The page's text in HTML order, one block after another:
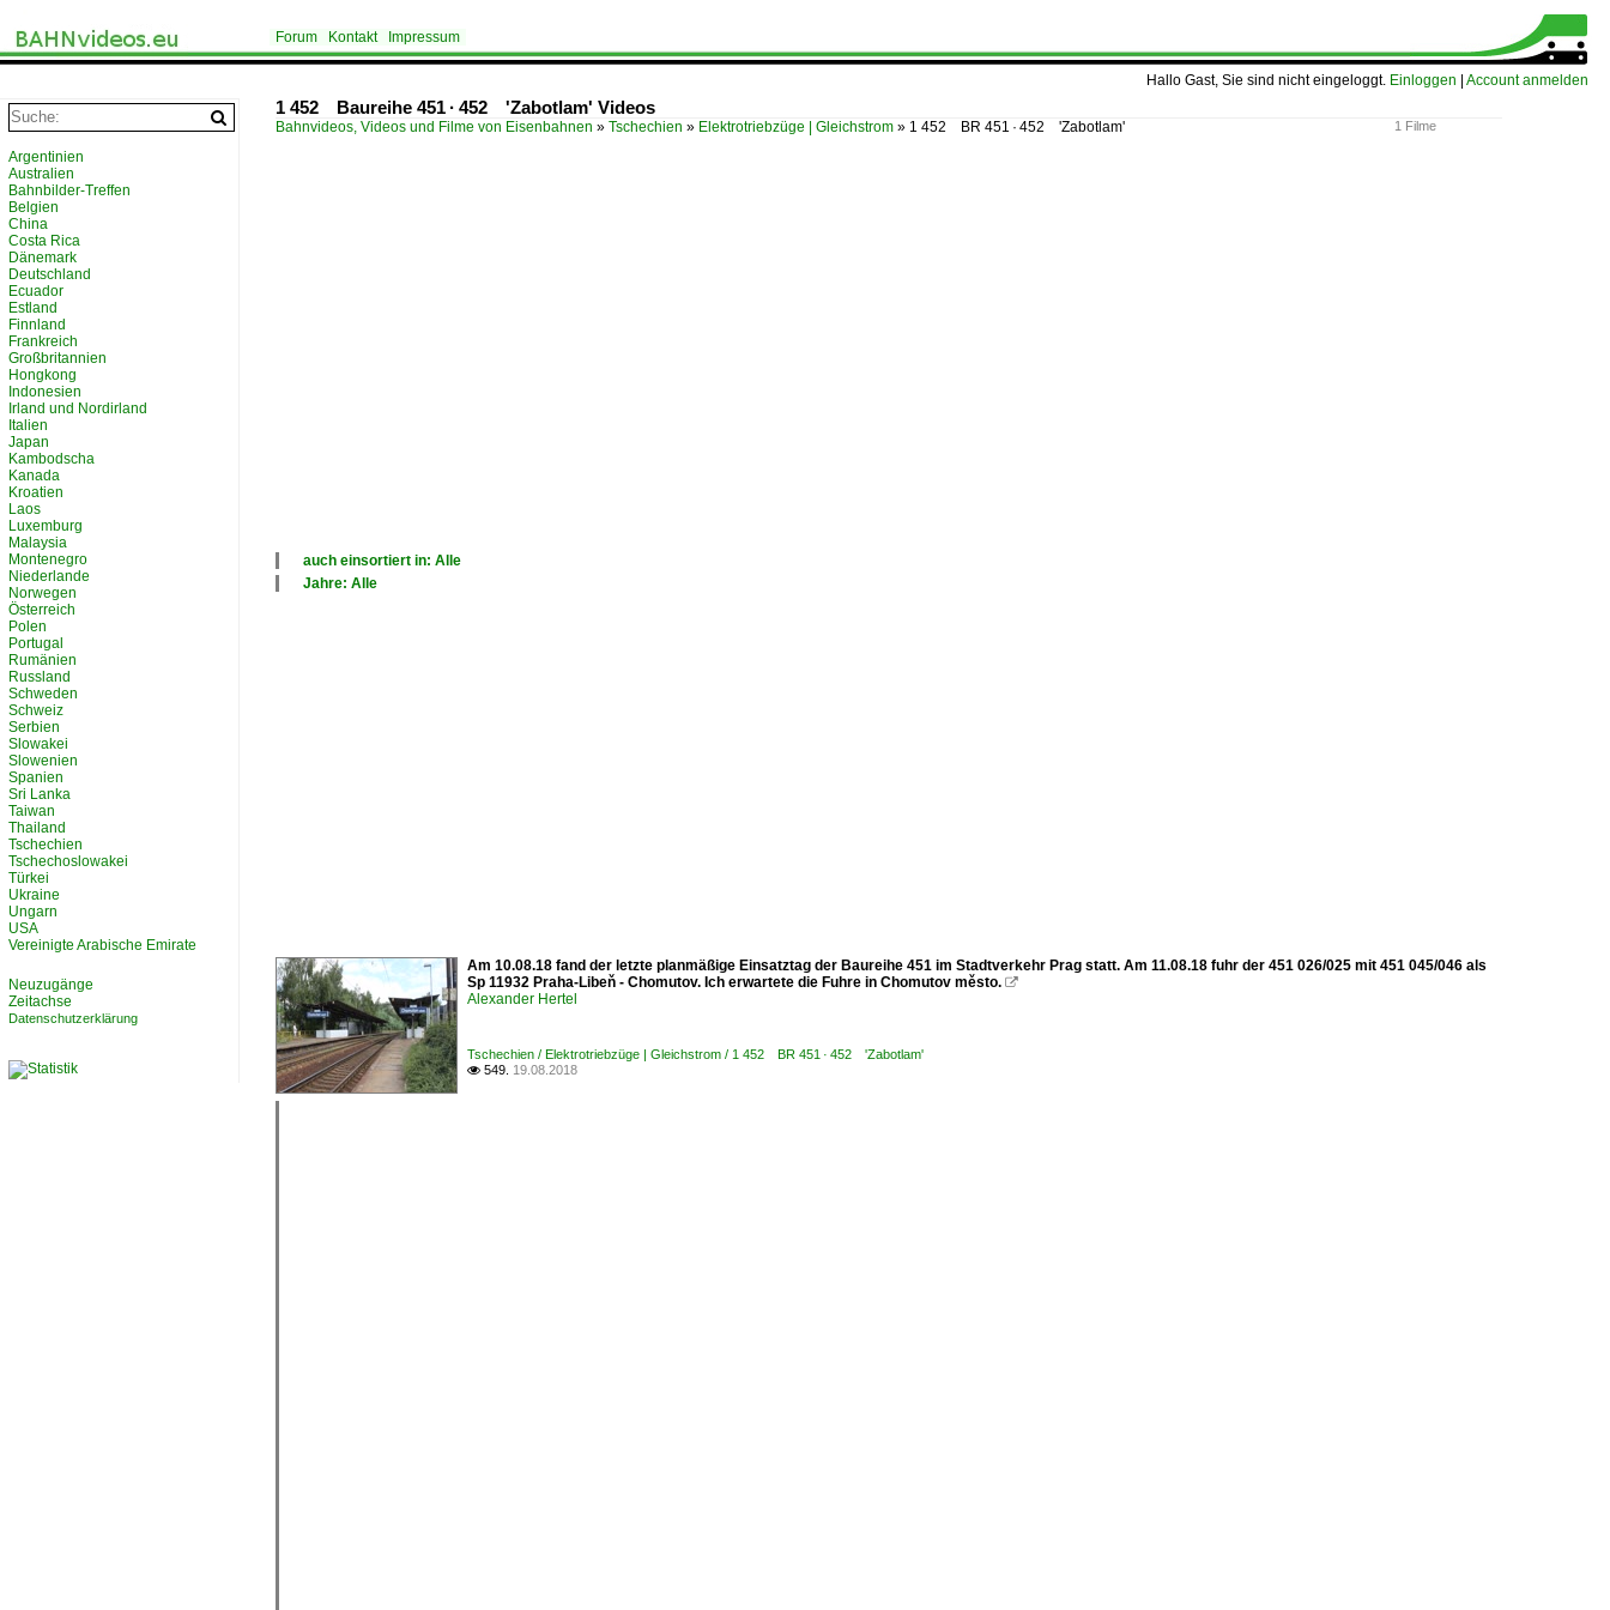
Hallo Gast, Sie sind nicht eingeloggt. Einloggen Account anmelden
Forum Kontakt Impressum
1 452 Baureihe 451 · 452 'Zabotlam' Videos
1 Filme
Bahnvideos, Videos und Filme von Eisenbahnen » Tschechien » Elektrotriebzüge | Gleichstrom » 1 452 BR 451 · 452 'Zabotlam'
auch einsortiert in: Alle
Jahre: Alle
Am 10.08.18 fand der letzte planmäßige Einsatztag der Baureihe 451 im Stadtverkehr Prag statt. Am 11.08.18 fuhr der 451 026/025 mit 451 045/046 als
Sp 11932 Praha-Libeň - Chomutov. Ich erwartete die Fuhre in Chomutov město. 
Alexander Hertel
Tschechien / Elektrotriebzüge | Gleichstrom / 1 452 BR 451 · 452 'Zabotlam'
 549. 19.08.2018
Argentinien
Australien
Bahnbilder-Treffen
Belgien
China
Costa Rica
Dänemark
Deutschland
Ecuador
Estland
Finnland
Frankreich
Großbritannien
Hongkong
Indonesien
Irland und Nordirland
Italien
Japan
Kambodscha
Kanada
Kroatien
Laos
Luxemburg
Malaysia
Montenegro
Niederlande
Norwegen
Österreich
Polen
Portugal
Rumänien
Russland
Schweden
Schweiz
Serbien
Slowakei
Slowenien
Spanien
Sri Lanka
Taiwan
Thailand
Tschechien
Tschechoslowakei
Türkei
Ukraine
Ungarn
USA
Vereinigte Arabische Emirate
Neuzugänge
Zeitachse
Datenschutzerklärung